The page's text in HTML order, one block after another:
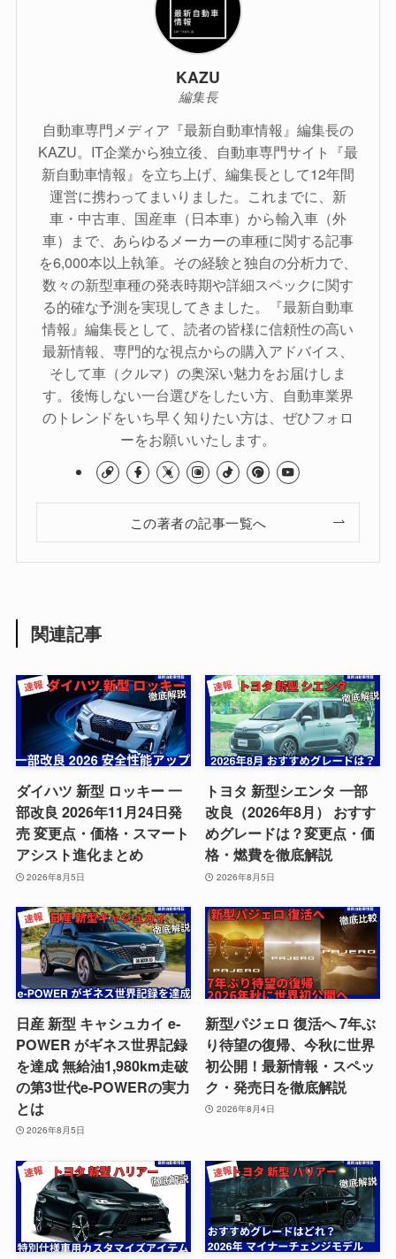
KAZU
編集長
自動車専門メディア『最新自動車情報』編集長の
KAZU。IT企業から独立後、自動車専門サイト『最
新自動車情報』を立ち上げ、編集長として12年間
運営に携わってまいりました。これまでに、新
車・中古車、国産車（日本車）から輸入車（外
車）まで、あらゆるメーカーの車種に関する記事
を6,000本以上執筆。その経験と独自の分析力で、
数々の新型車種の発表時期や詳細スペックに関す
る的確な予測を実現してきました。『最新自動車
情報』編集長として、読者の皆様に信頼性の高い
最新情報、専門的な視点からの購入アドバイス、
そして車（クルマ）の奥深い魅力をお届けしま
す。後悔しない一台選びをしたい方、自動車業界
のトレンドをいち早く知りたい方は、ぜひフォロ
ーをお願いいたします。
この著者の記事一覧へ
関連記事
ダイハツ 新型 ロッキー 一
部改良 2026年11月24日発
売 変更点・価格・スマート
アシスト進化まとめ
2026年8月5日
トヨタ 新型シエンタ 一部
改良（2026年8月） おすす
めグレードは？変更点・価
格・燃費を徹底解説
2026年8月5日
日産 新型 キャシュカイ e-
POWER がギネス世界記録
を達成 無給油1,980km走破
の第3世代e-POWERの実力
とは
2026年8月5日
新型パジェロ 復活へ 7年ぶ
り待望の復帰、今秋に世界
初公開！最新情報・スペッ
ク・発売日を徹底解説
2026年8月4日